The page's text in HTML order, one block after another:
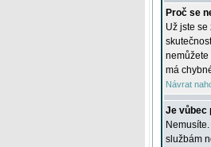
Proč se
Už jste
nemůžete
má
Návrat
Je vůbec
službám